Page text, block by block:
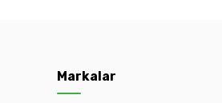
Markalar